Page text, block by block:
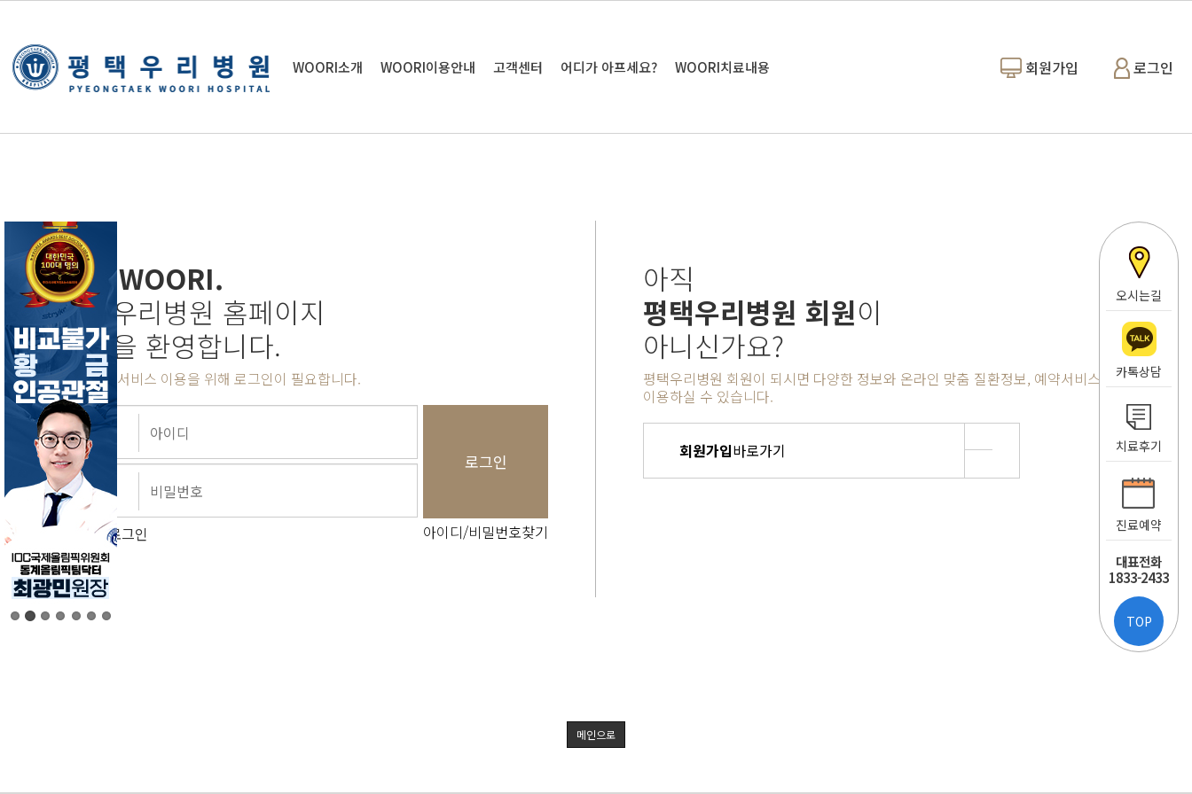
회원가입 로그인
WOORI소개 WOORI이용안내 고객센터 어디가 아프세요? WOORI치료내용
WE, WOORI.
평택우리병원 홈페이지
방문을 환영합니다.
홈페이지 서비스 이용을 위해 로그인이 필요합니다.
로그인
자동로그인 아이디/비밀번호찾기
아직
평택우리병원 회원이
아니신가요?
평택우리병원 회원이 되시면 다양한 정보와 온라인 맞춤 질환정보, 예약서비스까지
이용하실 수 있습니다.
회원가입바로가기
메인으로
오시는길
카톡상담
치료후기
진료예약
대표전화
1833-2433
TOP